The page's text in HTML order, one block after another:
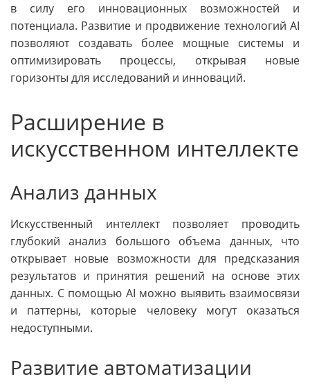
в силу его инновационных возможностей и
потенциала. Развитие и продвижение технологий AI
позволяют создавать более мощные системы и
оптимизировать процессы, открывая новые
горизонты для исследований и инноваций.
Расширение в
искусственном интеллекте
Анализ данных
Искусственный интеллект позволяет проводить
глубокий анализ большого объема данных, что
открывает новые возможности для предсказания
результатов и принятия решений на основе этих
данных. С помощью AI можно выявить взаимосвязи
и паттерны, которые человеку могут оказаться
недоступными.
Развитие автоматизации